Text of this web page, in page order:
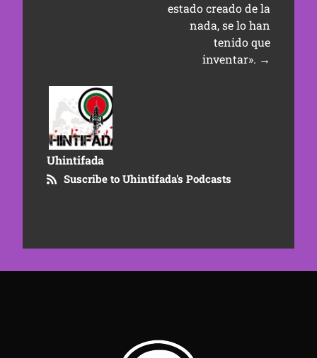
estado creado de la
nada, se lo han
tenido que
inventar». →
Uhintifada
Suscribe to Uhintifada's Podcasts